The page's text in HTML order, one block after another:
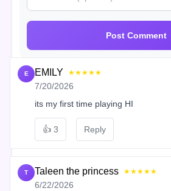
Post Comment
E EMILY ★★★★★
7/20/2026
its my first time playing HI
👍 3 Reply
T Taleen the princess ★★★★★
6/22/2026